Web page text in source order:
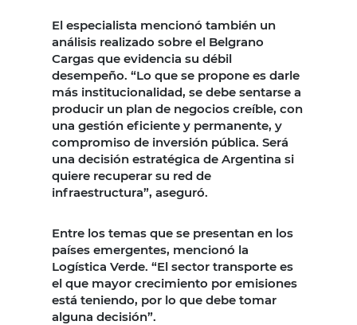
El especialista mencionó también un
análisis realizado sobre el Belgrano
Cargas que evidencia su débil
desempeño. “Lo que se propone es darle
más institucionalidad, se debe sentarse a
producir un plan de negocios creíble, con
una gestión eficiente y permanente, y
compromiso de inversión pública. Será
una decisión estratégica de Argentina si
quiere recuperar su red de
infraestructura”, aseguró.
Entre los temas que se presentan en los
países emergentes, mencionó la
Logística Verde. “El sector transporte es
el que mayor crecimiento por emisiones
está teniendo, por lo que debe tomar
alguna decisión”.